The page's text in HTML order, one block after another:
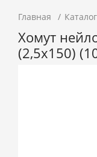
Главная
Хомут
(2,5х150)